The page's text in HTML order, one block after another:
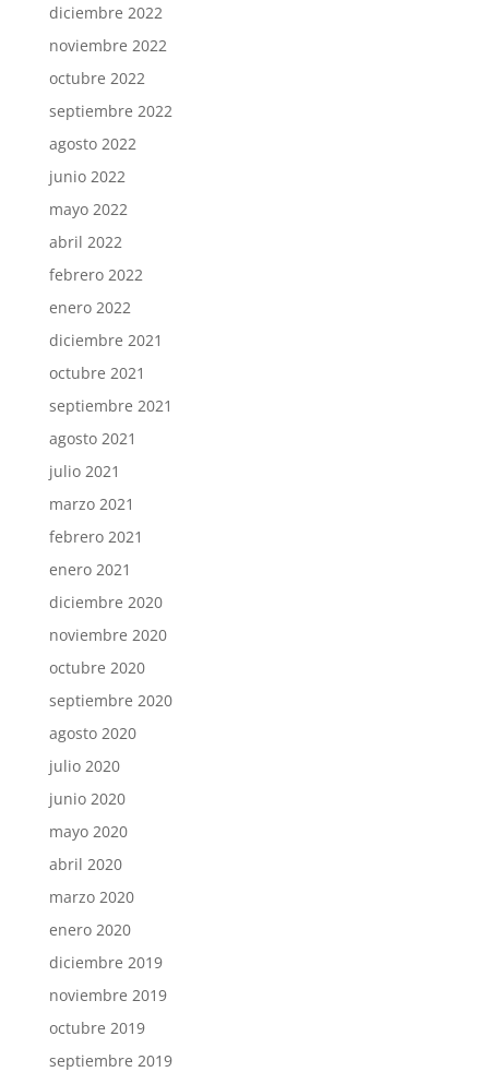
diciembre 2022
noviembre 2022
octubre 2022
septiembre 2022
agosto 2022
junio 2022
mayo 2022
abril 2022
febrero 2022
enero 2022
diciembre 2021
octubre 2021
septiembre 2021
agosto 2021
julio 2021
marzo 2021
febrero 2021
enero 2021
diciembre 2020
noviembre 2020
octubre 2020
septiembre 2020
agosto 2020
julio 2020
junio 2020
mayo 2020
abril 2020
marzo 2020
enero 2020
diciembre 2019
noviembre 2019
octubre 2019
septiembre 2019